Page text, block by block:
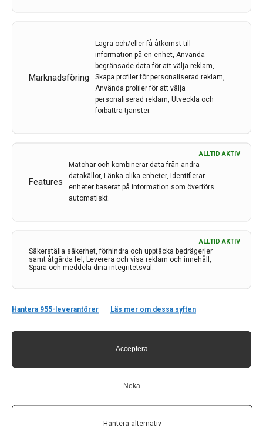
Marknadsföring
Lagra och/eller få åtkomst till
information på en enhet, Använda
begränsade data för att välja reklam,
Skapa profiler för personaliserad reklam,
Använda profiler för att välja
personaliserad reklam, Utveckla och
förbättra tjänster.
Features
ALLTID AKTIV
Matchar och kombinerar data från andra
datakällor, Länka olika enheter, Identifierar
enheter baserat på information som överförs
automatiskt.
Säkerställa säkerhet, förhindra och upptäcka bedrägerier
samt åtgärda fel, Leverera och visa reklam och innehåll,
Spara och meddela dina integritetsval.
ALLTID AKTIV
Hantera 955-leverantörer Läs mer om dessa syften
Acceptera
Neka
Hantera alternativ
betydande ett antal år innan läkemedelsmyndigheten
godkände de tre agonister som används i dag vid
RLS/WED: pramipexol, ropinirol och rotigotin.
Dopaminagonisten bromokriptin användes däremot
betydligt tidigare i sammanhanget. Akpinar
omnämner att han förskrivit bromokriptin vid RLS i sin
Liknande poster
Tvärvetenskapligt forskningsprojekt med fokus på
Restless Legs Syndrom (RLS) är en neurologisk
ses som en dold folksjukdom och så många som en